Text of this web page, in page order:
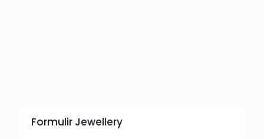
Formulir Jewellery